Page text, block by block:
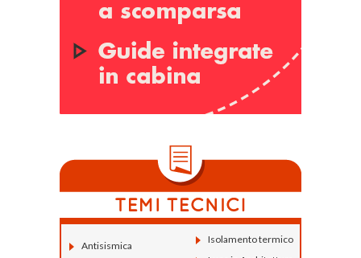
Antisismica
Isolamento termico